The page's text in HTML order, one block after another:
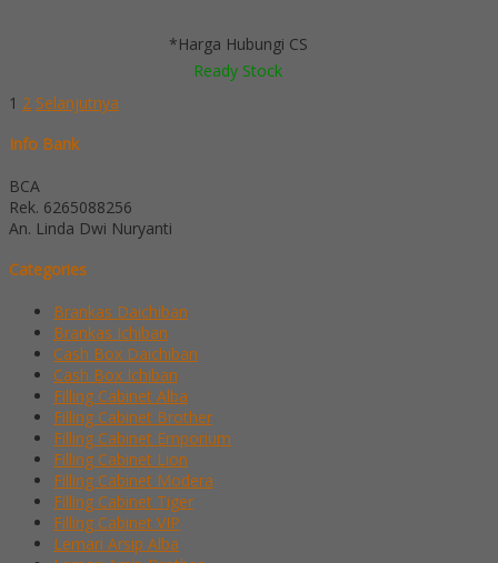
*Harga Hubungi CS
Ready Stock
1 2 Selanjutnya
Info Bank
BCA
Rek. 6265088256
An. Linda Dwi Nuryanti
Categories
Brankas Daichiban
Brankas Ichiban
Cash Box Daichiban
Cash Box Ichiban
Filling Cabinet Alba
Filling Cabinet Brother
Filling Cabinet Emporium
Filling Cabinet Lion
Filling Cabinet Modera
Filling Cabinet Tiger
Filling Cabinet VIP
Lemari Arsip Alba